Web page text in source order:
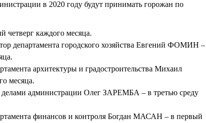
в 2020 году будут принимать горожан по
каждого месяца.
департамента городского хозяйства Евгений ФОМИН –
архитектуры и градостроительства Михаил
месяца.
делами администрации Олег ЗАРЕМБА – в третью среду
финансов и контроля Богдан МАСАН – в первый